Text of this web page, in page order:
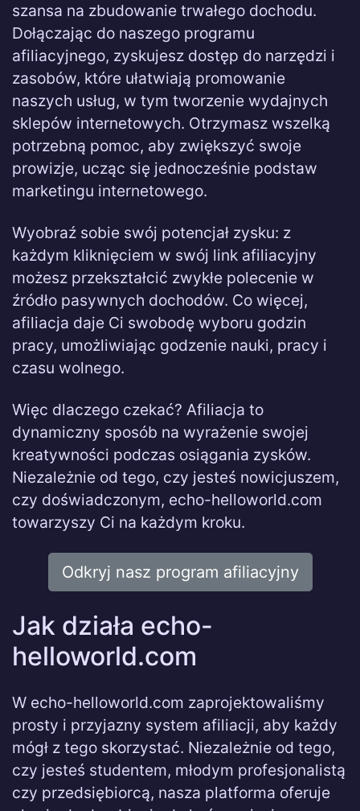
szansa na zbudowanie trwałego dochodu.
Dołączając do naszego programu
afiliacyjnego, zyskujesz dostęp do narzędzi i
zasobów, które ułatwiają promowanie
naszych usług, w tym tworzenie wydajnych
sklepów internetowych. Otrzymasz wszelką
potrzebną pomoc, aby zwiększyć swoje
prowizje, ucząc się jednocześnie podstaw
marketingu internetowego.
Wyobraź sobie swój potencjał zysku: z
każdym kliknięciem w swój link afiliacyjny
możesz przekształcić zwykłe polecenie w
źródło pasywnych dochodów. Co więcej,
afiliacja daje Ci swobodę wyboru godzin
pracy, umożliwiając godzenie nauki, pracy i
czasu wolnego.
Więc dlaczego czekać? Afiliacja to
dynamiczny sposób na wyrażenie swojej
kreatywności podczas osiągania zysków.
Niezależnie od tego, czy jesteś nowicjuszem,
czy doświadczonym, echo-helloworld.com
towarzyszy Ci na każdym kroku.
Odkryj nasz program afiliacyjny
Jak działa echo-
helloworld.com
W echo-helloworld.com zaprojektowaliśmy
prosty i przyjazny system afiliacji, aby każdy
mógł z tego skorzystać. Niezależnie od tego,
czy jesteś studentem, młodym profesjonalistą
czy przedsiębiorcą, nasza platforma oferuje